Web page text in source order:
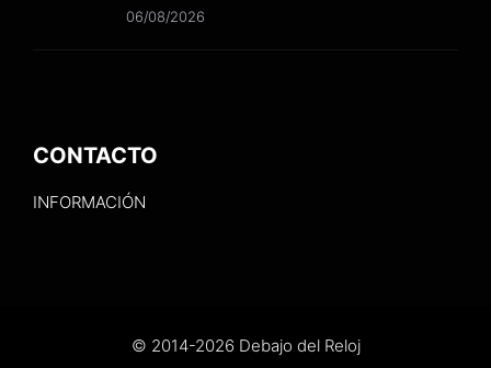
06/08/2026
CONTACTO
INFORMACIÓN
© 2014-2026 Debajo del Reloj